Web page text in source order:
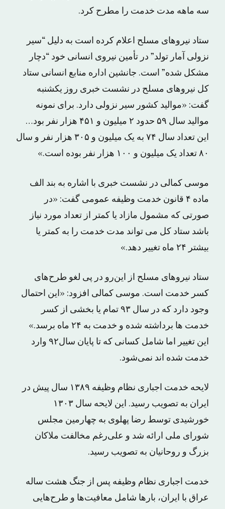
سه ماهه مدت خدمت را مطرح کرد.
ستاد نیروهای مسلح اعلام کرده است به دلیل “سیر
نزولی آمار تولد” در تأمین نیروی انسانی خود “دچار
مشکل شده” است. جانشین اداره منابع انسانی ستاد
کل نیروهای مسلح در نشست خبری روز یکشنبه
گفت: «موالید کشور سیر نزولی دارد. برای نمونه
موالید سال ۵۹ حدود ۲ میلیون و ۴۵۱ هزار نفر بود…
این تعداد سال ۷۴ به یک میلیون و ۳۰۵ هزار نفر و سال
۸۰ تعداد یک میلیون و ۱۰۰ هزار نفر بوده است.»
موسی کمالی در نشست خبری با اشاره به بند الف
ماده ۴ قانون خدمت وظیفه عمومی گفت: «در
صورتی که مشمول مازاد یا کمتر از تعداد مورد نیاز
باشد ستاد کل می تواند مدت خدمت را به کمتر یا
بیشتر ۲۴ ماه تغییر دهد.»
ستاد نیروهای مسلح از این‌رو در پی لغو طرح‌های
کسر خدمت است. موسی کمالی افزود: «این احتمال
وجود دارد که در سال ۹۳ تمام یا بخشی از کسر
خدمت ها برداشته شده و خدمت به ۲۴ ماه برسد.»
این تغییر اما شامل کسانی که تا پایان سال۹۲ وارد
خدمت شده اند نمی‌شود.
لایحه خدمت اجباری نظام وظیفه ۱۳۸۹ سال پیش در
ایران به تصویب رسید. این لایحه سال ۱۳۰۳
خورشیدی توسط رضا پهلوی به چهارمین مجلس
شورای ملی ارائه شد و علی‌رغم مخالفت ملاکان
بزرگ و روحانیان به تصویب رسید.
خدمت اجباری نظام وظیفه پس از جنگ هشت ساله
عراق با ایران، بارها شامل معافیت‌ها و طرح‌هایی